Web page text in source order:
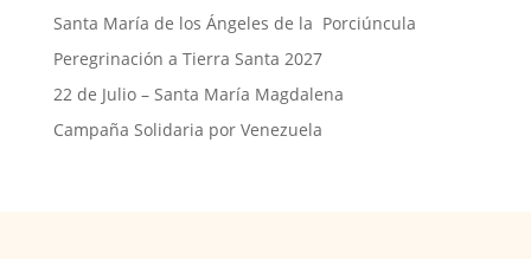
Santa María de los Ángeles de la Porciúncula
Peregrinación a Tierra Santa 2027
22 de Julio – Santa María Magdalena
Campaña Solidaria por Venezuela